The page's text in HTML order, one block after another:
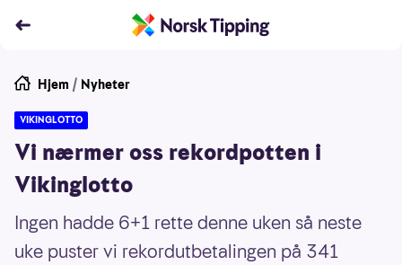
Hjem / Nyheter
VIKINGLOTTO
Vi nærmer oss rekordpotten i
Vikinglotto
Ingen hadde 6+1 rette denne uken så neste
uke puster vi rekordutbetalingen på 341